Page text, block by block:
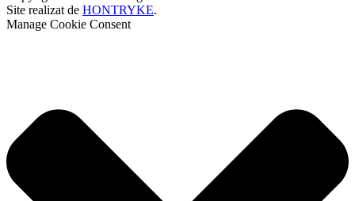
Site realizat de HONTRYKE.
Manage Cookie Consent